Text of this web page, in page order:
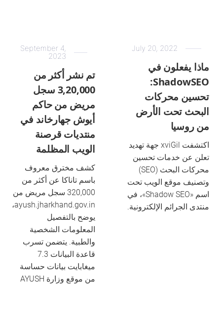
July 20, 2022
ماذا يفعلون في
ShadowSEO:
تحسين محركات
البحث تحت الأرض
من روسيا
اكتشفت xviGil جهة تهديد
تعلن عن خدمات تحسين
محركات البحث (SEO)
وتصنيف موقع الويب تحت
اسم «Shadow SEO»، في
منتدى الجرائم الإلكترونية.
September 4,
2023
تم نشر أكثر من
3,20,000 سجل
مريض من حاكم
أيوش جهارخاند في
منتديات قرصنة
الويب المظلمة
كشف مخترق معروف
باسم تاناكا عن أكثر من
320,000 سجل مريض من
ayush.jharkhand.gov.in،
يوضح بالتفصيل
المعلومات الشخصية
والطبية. يتضمن تسرب
قاعدة البيانات 7.3
ميغابايت بيانات حساسة
من موقع وزارة AYUSH